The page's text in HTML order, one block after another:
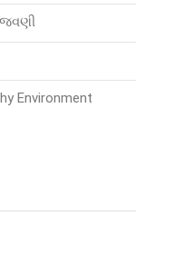
Environment